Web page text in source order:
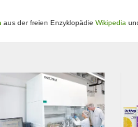
aus der freien Enzyklopädie Wikipedia